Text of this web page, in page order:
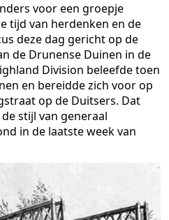
voor een groepje
tijd van herdenken en de
deze dag gericht op de
de Drunense Duinen in de
Division beleefde toen
en bereidde zich voor op
op de Duitsers. Dat
stijl van generaal
in de laatste week van